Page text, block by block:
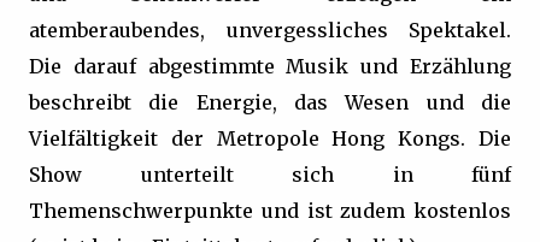
atemberaubendes, unvergessliches Spektakel.
Die darauf abgestimmte Musik und Erzählung
beschreibt die Energie, das Wesen und die
Vielfältigkeit der Metropole Hong Kongs. Die
Show unterteilt sich in fünf
Themenschwerpunkte und ist zudem kostenlos